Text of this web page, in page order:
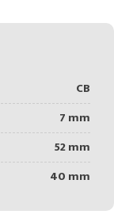
CB
7 mm
52 mm
40 mm